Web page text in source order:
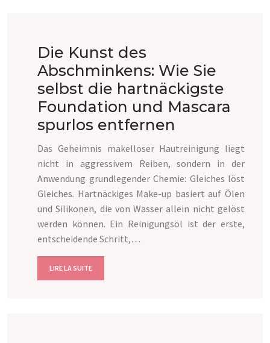
Die Kunst des
Abschminkens: Wie Sie
selbst die hartnäckigste
Foundation und Mascara
spurlos entfernen
Das Geheimnis makelloser Hautreinigung liegt
nicht in aggressivem Reiben, sondern in der
Anwendung grundlegender Chemie: Gleiches löst
Gleiches. Hartnäckiges Make-up basiert auf Ölen
und Silikonen, die von Wasser allein nicht gelöst
werden können. Ein Reinigungsöl ist der erste,
entscheidende Schritt,…
LIRE LA SUITE